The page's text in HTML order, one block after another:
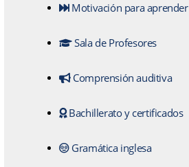
Motivación para aprender
Sala de Profesores
Comprensión auditiva
Bachillerato y certificados
Gramática inglesa